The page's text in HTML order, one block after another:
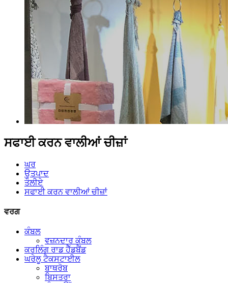
ਸਫਾਈ ਕਰਨ ਵਾਲੀਆਂ ਚੀਜ਼ਾਂ
ਘਰ
ਉਤਪਾਦ
ਤੌਲੀਏ
ਸਫਾਈ ਕਰਨ ਵਾਲੀਆਂ ਚੀਜ਼ਾਂ
ਵਰਗ
ਕੰਬਲ
ਵਜ਼ਨਦਾਰ ਕੰਬਲ
ਕਰਲਿੰਗ ਰਾਡ ਹੈੱਡਬੈਂਡ
ਘਰੇਲੂ ਟੈਕਸਟਾਈਲ
ਬਾਥਰੋਬ
ਬਿਸਤਰਾ